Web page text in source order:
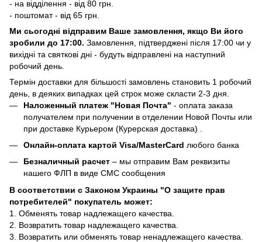
- на відділення - від 80 грн.
- поштомат - від 65 грн.
Ми сьогодні відправим Ваше замовлення, якщо Ви його
зробили до 17:00. Замовлення, підтверджені після 17:00 чи у
вихідні та святкові дні - будуть відправлені на наступний
робочий день.
Термін доставки для більшості замовлень становить 1 робочий
день, в деяких випадках цей строк може скласти 2-3 дня.
Наложенный платеж "Новая Почта" - оплата заказа
получателем при получении в отделении Новой Почты или
при доставке Курьером (Курерская доставка) .
Онлайн-оплата картой Visa/MasterCard любого банка
Безналичный расчет – мы отправим Вам реквизиты
нашего ФЛП в виде СМС сообщения
В соответствии с Законом Украины "О защите прав
потребителей" покупатель может:
1. Обменять товар надлежащего качества.
2. Возвратить товар надлежащего качества.
3. Возвратить или обменять товар ненадлежащего качества.